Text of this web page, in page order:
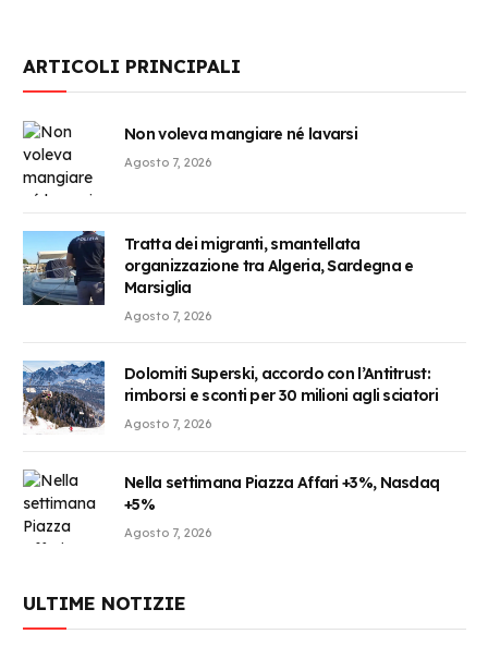
ARTICOLI PRINCIPALI
Non voleva mangiare né lavarsi
Agosto 7, 2026
Tratta dei migranti, smantellata
organizzazione tra Algeria, Sardegna e
Marsiglia
Agosto 7, 2026
Dolomiti Superski, accordo con l’Antitrust:
rimborsi e sconti per 30 milioni agli sciatori
Agosto 7, 2026
Nella settimana Piazza Affari +3%, Nasdaq
+5%
Agosto 7, 2026
ULTIME NOTIZIE